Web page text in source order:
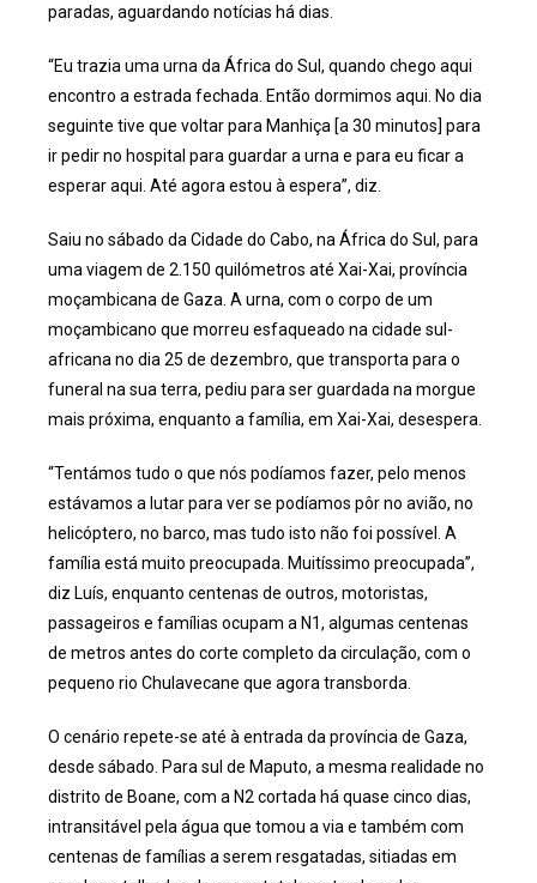
paradas, aguardando notícias há dias.
“Eu trazia uma urna da África do Sul, quando chego aqui
encontro a estrada fechada. Então dormimos aqui. No dia
seguinte tive que voltar para Manhiça [a 30 minutos] para
ir pedir no hospital para guardar a urna e para eu ficar a
esperar aqui. Até agora estou à espera”, diz.
Saiu no sábado da Cidade do Cabo, na África do Sul, para
uma viagem de 2.150 quilómetros até Xai-Xai, província
moçambicana de Gaza. A urna, com o corpo de um
moçambicano que morreu esfaqueado na cidade sul-
africana no dia 25 de dezembro, que transporta para o
funeral na sua terra, pediu para ser guardada na morgue
mais próxima, enquanto a família, em Xai-Xai, desespera.
“Tentámos tudo o que nós podíamos fazer, pelo menos
estávamos a lutar para ver se podíamos pôr no avião, no
helicóptero, no barco, mas tudo isto não foi possível. A
família está muito preocupada. Muitíssimo preocupada”,
diz Luís, enquanto centenas de outros, motoristas,
passageiros e famílias ocupam a N1, algumas centenas
de metros antes do corte completo da circulação, com o
pequeno rio Chulavecane que agora transborda.
O cenário repete-se até à entrada da província de Gaza,
desde sábado. Para sul de Maputo, a mesma realidade no
distrito de Boane, com a N2 cortada há quase cinco dias,
intransitável pela água que tomou a via e também com
centenas de famílias a serem resgatadas, sitiadas em